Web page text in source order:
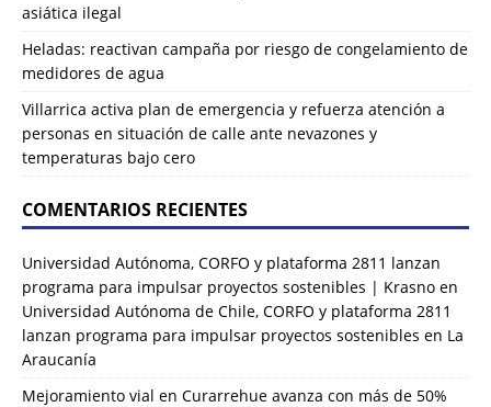
asiática ilegal
Heladas: reactivan campaña por riesgo de congelamiento de
medidores de agua
Villarrica activa plan de emergencia y refuerza atención a
personas en situación de calle ante nevazones y
temperaturas bajo cero
COMENTARIOS RECIENTES
Universidad Autónoma, CORFO y plataforma 2811 lanzan
programa para impulsar proyectos sostenibles | Krasno en
Universidad Autónoma de Chile, CORFO y plataforma 2811
lanzan programa para impulsar proyectos sostenibles en La
Araucanía
Mejoramiento vial en Curarrehue avanza con más de 50%